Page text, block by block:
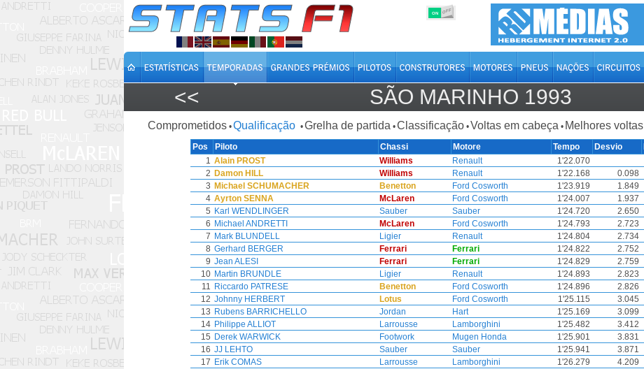
ON OFF
<< SÃO MARINHO 1993
Comprometidos •Qualificação •Grelha de partida •Classificação •Voltas em cabeça • Melhores voltas
Pos Piloto Chassi Motore Tempo Desvio
1 Alain PROST Williams Renault 1'22.070
2 Damon HILL Williams Renault 1'22.168 0.098
3 Michael SCHUMACHER Benetton Ford Cosworth 1'23.919 1.849
4 Ayrton SENNA McLaren Ford Cosworth 1'24.007 1.937
5 Karl WENDLINGER Sauber Sauber 1'24.720 2.650
6 Michael ANDRETTI McLaren Ford Cosworth 1'24.793 2.723
7 Mark BLUNDELL Ligier Renault 1'24.804 2.734
8 Gerhard BERGER Ferrari Ferrari 1'24.822 2.752
9 Jean ALESI Ferrari Ferrari 1'24.829 2.759
10 Martin BRUNDLE Ligier Renault 1'24.893 2.823
11 Riccardo PATRESE Benetton Ford Cosworth 1'24.896 2.826
12 Johnny HERBERT Lotus Ford Cosworth 1'25.115 3.045
13 Rubens BARRICHELLO Jordan Hart 1'25.169 3.099
14 Philippe ALLIOT Larrousse Lamborghini 1'25.482 3.412
15 Derek WARWICK Footwork Mugen Honda 1'25.901 3.831
16 JJ LEHTO Sauber Sauber 1'25.941 3.871
17 Erik COMAS Larrousse Lamborghini 1'26.279 4.209